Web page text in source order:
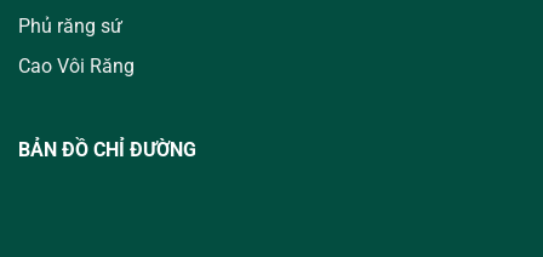
Phủ răng sứ
Cao Vôi Răng
BẢN ĐỒ CHỈ ĐƯỜNG